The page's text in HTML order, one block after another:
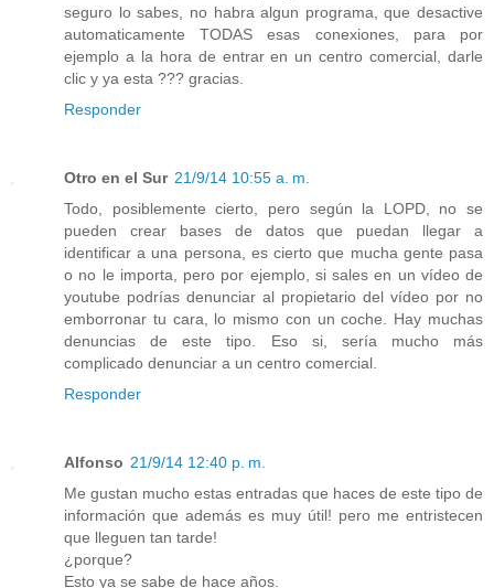
seguro lo sabes, no habra algun programa, que desactive
automaticamente TODAS esas conexiones, para por
ejemplo a la hora de entrar en un centro comercial, darle
clic y ya esta ??? gracias.
Responder
Otro en el Sur 21/9/14 10:55 a. m.
Todo, posiblemente cierto, pero según la LOPD, no se
pueden crear bases de datos que puedan llegar a
identificar a una persona, es cierto que mucha gente pasa
o no le importa, pero por ejemplo, si sales en un vídeo de
youtube podrías denunciar al propietario del vídeo por no
emborronar tu cara, lo mismo con un coche. Hay muchas
denuncias de este tipo. Eso si, sería mucho más
complicado denunciar a un centro comercial.
Responder
Alfonso 21/9/14 12:40 p. m.
Me gustan mucho estas entradas que haces de este tipo de
información que además es muy útil! pero me entristecen
que lleguen tan tarde!
¿porque?
Esto ya se sabe de hace años.